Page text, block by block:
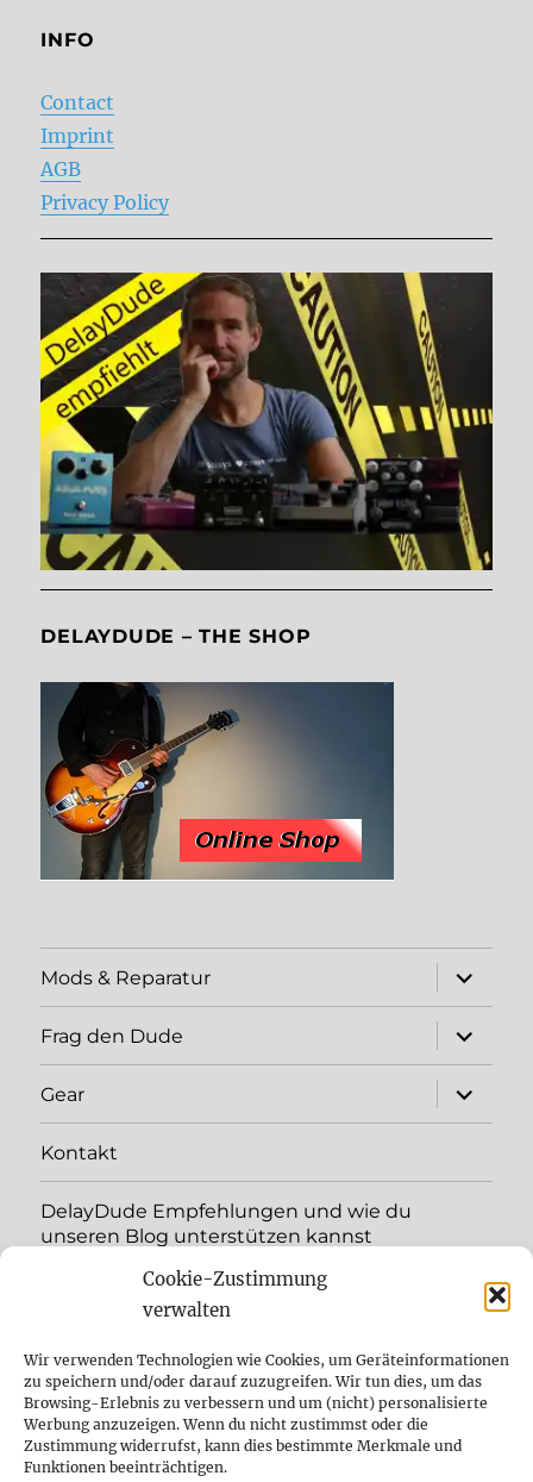
Cookie-Zustimmung
verwalten
Wir verwenden Technologien wie Cookies, um Geräteinformationen
zu speichern und/oder darauf zuzugreifen. Wir tun dies, um das
Browsing-Erlebnis zu verbessern und um (nicht) personalisierte
Werbung anzuzeigen. Wenn du nicht zustimmst oder die
Zustimmung widerrufst, kann dies bestimmte Merkmale und
Funktionen beeinträchtigen.
INFO
Contact
Imprint
AGB
Privacy Policy
DELAYDUDE – THE SHOP
Mods & Reparatur
expand
child
menu
Frag den Dude
expand
child
menu
Gear
expand
child
menu
Kontakt
DelayDude Empfehlungen und wie du
unseren Blog unterstützen kannst
expand
child
YouTube
Instagram
Feed